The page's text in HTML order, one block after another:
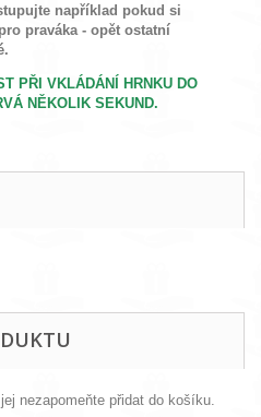
například pokud si
praváka - opět ostatní
PŘI VKLÁDÁNÍ HRNKU DO
NĚKOLIK SEKUND.
nezapomeňte přidat do košíku.